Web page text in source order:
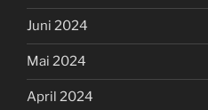
Juni 2024
Mai 2024
April 2024